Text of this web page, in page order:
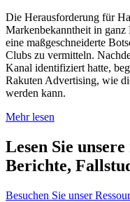
Die Herausforderung für
Markenbekanntheit in
eine maßgeschneiderte
Clubs zu vermitteln.
Kanal identifiziert hatte,
Rakuten Advertising, wie
werden kann.
Mehr lesen
Lesen Sie
Berichte,
Besuchen Sie unser